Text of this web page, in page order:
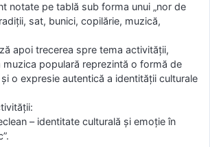
notate pe tablă sub forma unui „nor de
sat, bunici, copilărie, muzică,
apoi trecerea spre tema activității,
populară reprezintă o formă de
o expresie autentică a identității culturale
– identitate culturală și emoție în